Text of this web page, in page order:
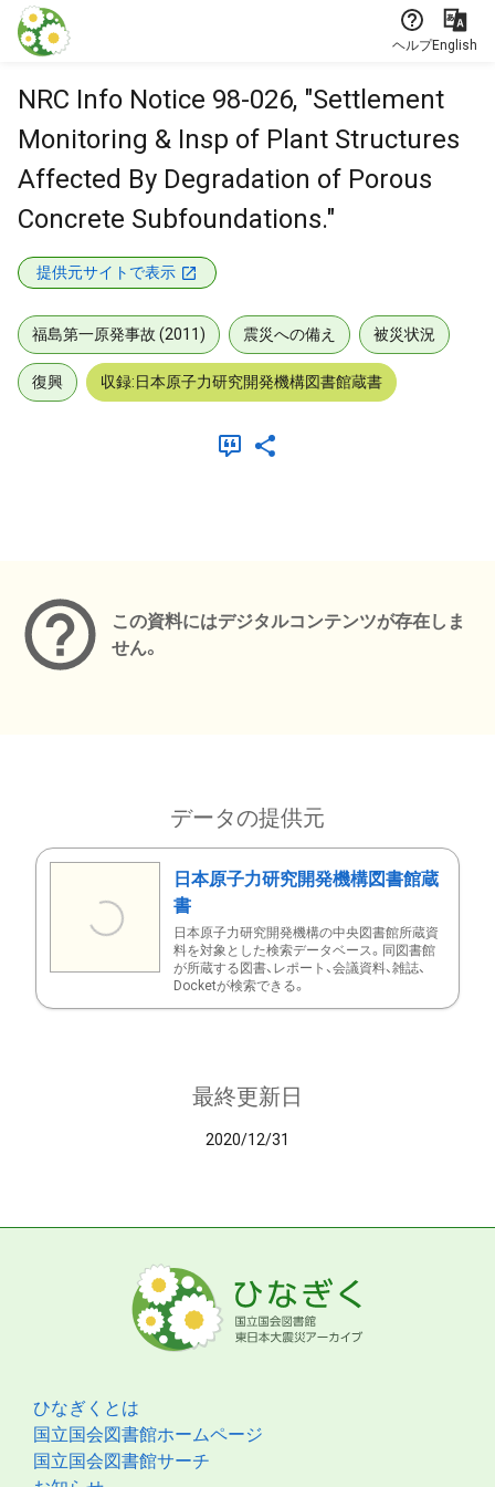
本文に飛ぶ
ヘルプEnglish
NRC Info Notice 98-026, "Settlement
Monitoring & Insp of Plant Structures
Affected By Degradation of Porous
Concrete Subfoundations."
提供元サイトで表示
福島第一原発事故 (2011) 震災への備え 被災状況
復興 収録:日本原子力研究開発機構図書館蔵書
この資料にはデジタルコンテンツが存在しま
せん。
データの提供元
日本原子力研究開発機構図書館蔵
書
日本原子力研究開発機構の中央図書館所蔵資
料を対象とした検索データベース。同図書館
が所蔵する図書、レポート、会議資料、雑誌、
Docketが検索できる。
最終更新日
2020/12/31
ひなぎくとは
国立国会図書館ホームページ
国立国会図書館サーチ